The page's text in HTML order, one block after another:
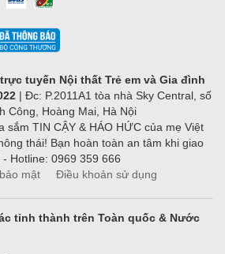
tuyến Nội thất Trẻ em và Gia đình
| Đc: P.2011A1 tòa nhà Sky Central, số
Công, Hoàng Mai, Hà Nội
sắm TIN CẬY & HÁO HỨC của mẹ Việt
thái! Bạn hoàn toàn an tâm khi giao
- Hotline: 0969 359 666
mật
Điều khoản sử dụng
tỉnh thành trên Toàn quốc & Nước